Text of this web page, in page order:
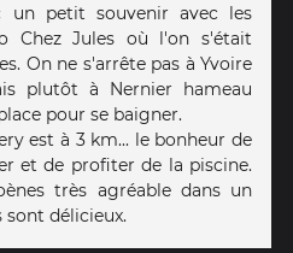
un petit souvenir avec les
Chez Jules où l'on s'était
On ne s'arrête pas à Yvoire
plutôt à Nernier hameau
pour se baigner.
est à 3 km... le bonheur de
et de profiter de la piscine.
très agréable dans un
sont délicieux.